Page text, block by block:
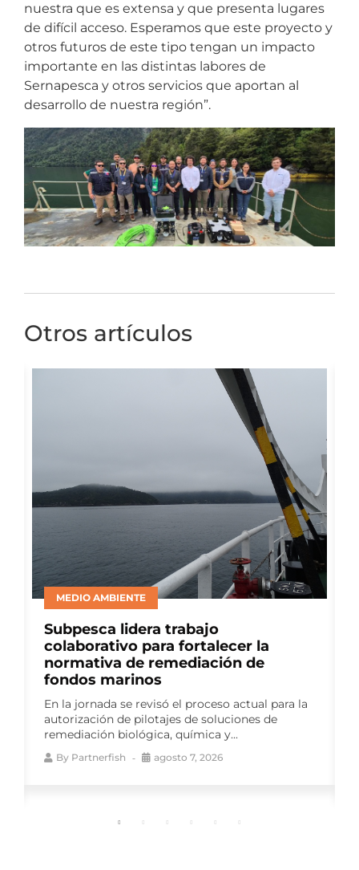
nuestra que es extensa y que presenta lugares
de difícil acceso. Esperamos que este proyecto y
otros futuros de este tipo tengan un impacto
importante en las distintas labores de
Sernapesca y otros servicios que aportan al
desarrollo de nuestra región”.
Otros artículos
BIENESTAR ANIMAL
Consejo del Salmón lideró panel de
productores en ELBA 2026 para
abordar avances en bienestar
animal
Como auspiciador del Encuentro
Latinoamericano de Bienestar Animal (ELBA
2026), el gremio impulsó una instancia de
conversación que reunió a...
By agosto 7, 2026